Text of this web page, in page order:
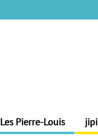
Les Pierre-Louis jipi